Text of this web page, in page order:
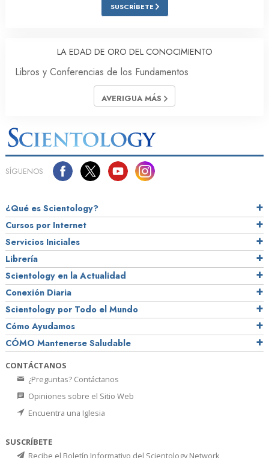
SUSCRÍBETE
LA EDAD DE ORO DEL CONOCIMIENTO
Libros y Conferencias de los Fundamentos
AVERIGUA MÁS
SÍGUENOS
¿Qué es Scientology?
Cursos por Internet
Servicios Iniciales
Librería
Scientology en la Actualidad
Conexión Diaria
Scientology por Todo el Mundo
Cómo Ayudamos
CÓMO Mantenerse Saludable
CONTÁCTANOS
¿Preguntas? Contáctanos
Opiniones sobre el Sitio Web
Encuentra una Iglesia
SUSCRÍBETE
Recibe el Boletín Informativo del Scientology Network